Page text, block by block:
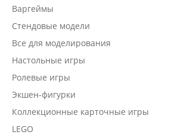
Варгеймы
Стендовые модели
Все для моделирования
Настольные игры
Ролевые игры
Экшен-фигурки
Коллекционные карточные игры
LEGO